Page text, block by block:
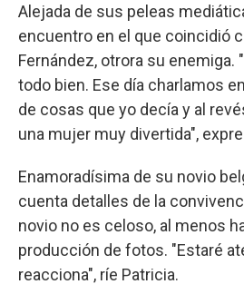
Alejada de sus peleas
encuentro en el que coincidió
Fernández, otrora su enemiga.
todo bien. Ese día charlamos
de cosas que yo decía y al
una mujer muy divertida",
Enamoradísima de su novio
cuenta detalles de la
novio no es celoso, al menos
producción de fotos. "Estaré
reacciona", ríe Patricia.